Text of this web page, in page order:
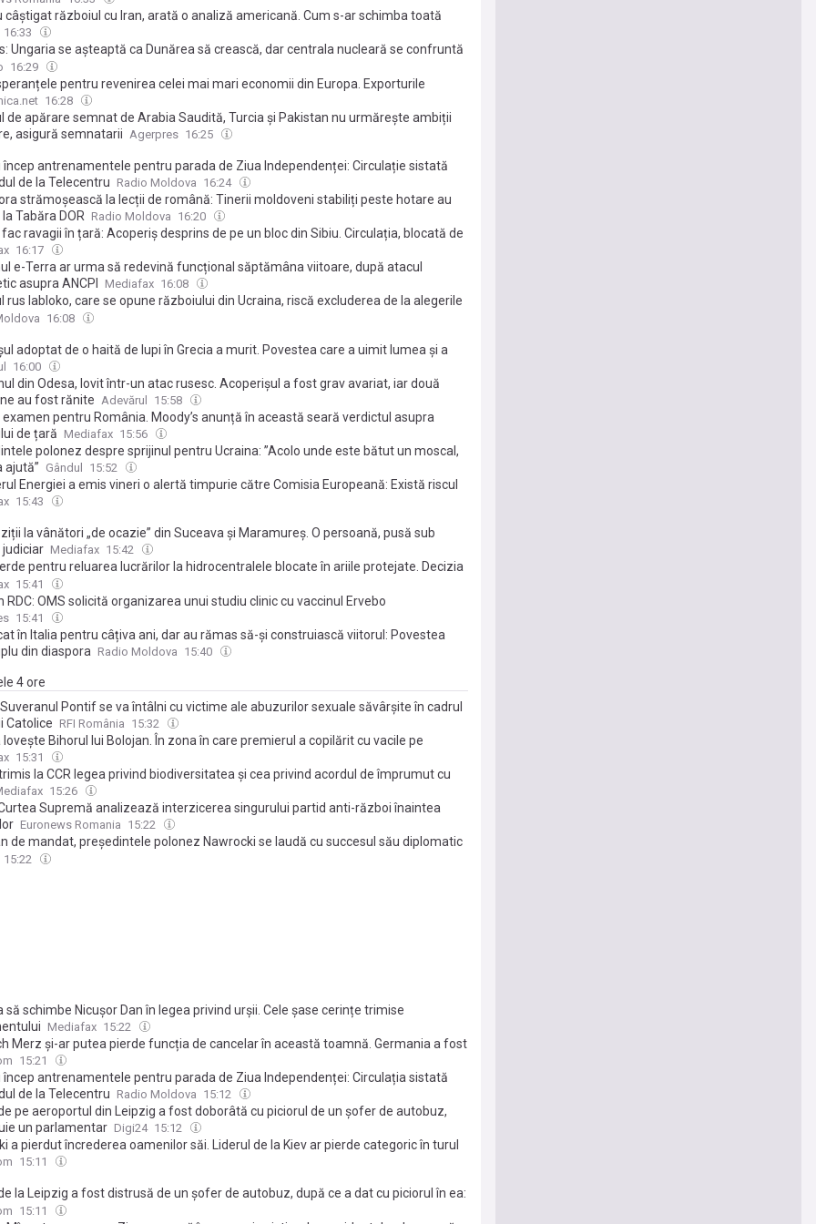
câștigat războiul cu Iran, arată o analiză americană. Cum s-ar schimba toată
de securitate din Orientul Mijlociu
16:33
Ungaria se aşteaptă ca Dunărea să crească, dar centrala nucleară se confruntă
cu restricţii de producţie
16:29
pentru revenirea celei mai mari economii din Europa. Exporturile
și producția industrială au crescut peste așteptări în iunie
16:28
de apărare semnat de Arabia Saudită, Turcia și Pakistan nu urmărește ambiții
asigură semnatarii
Agerpres 16:25
încep antrenamentele pentru parada de Ziua Independenței: Circulație sistată
de la Telecentru Radio Moldova 16:24
strămoșească la lecții de română: Tinerii moldoveni stabiliți peste hotare au
Tabăra DOR Radio Moldova 16:20
ravagii în țară: Acoperiș desprins de pe un bloc din Sibiu. Circulația, blocată de
căzut în Argeș
16:17
e-Terra ar urma să redevină funcțional săptămâna viitoare, după atacul
asupra ANCPI
Mediafax 16:08
rus Iabloko, care se opune războiului din Ucraina, riscă excluderea de la alegerile
de Stat. Cererea, examinată de Curtea Supremă
16:08
adoptat de o haită de lupi în Grecia a murit. Povestea care a uimit lumea și a
controversă uriașă: „Drum lin, micuțule”
16:00
din Odesa, lovit într-un atac rusesc. Acoperișul a fost grav avariat, iar două
au fost rănite Adevărul 15:58
examen pentru România. Moody’s anunță în această seară verdictul asupra
de țară
Mediafax 15:56
polonez despre sprijinul pentru Ucraina: ”Acolo unde este bătut un moscal,
ajută”
Gândul 15:52
Energiei a emis vineri o alertă timpurie către Comisia Europeană: Există riscul
2 de la Cernavodă
15:43
la vânători „de ocazie” din Suceava și Maramureș. O persoană, pusă sub
Mediafax 15:42
pentru reluarea lucrărilor la hidrocentralele blocate în ariile protejate. Decizia
în Monitorul Oficial
15:41
RDC: OMS solicită organizarea unui studiu clinic cu vaccinul Ervebo
15:41
în Italia pentru câțiva ani, dar au rămas să-și construiască viitorul: Povestea
din diaspora
Radio Moldova 15:40
4 ore
Pontif se va întâlni cu victime ale abuzurilor sexuale săvârşite în cadrul
Catolice
RFI România 15:32
Bihorul lui Bolojan. În zona în care premierul a copilărit cu vacile pe
de lângă ape, râurile ating minime istorice
15:31
la CCR legea privind biodiversitatea și cea privind acordul de împrumut cu
15:26
Supremă analizează interzicerea singurului partid anti-război înaintea
Euronews Romania 15:22
de mandat, președintele polonez Nawrocki se laudă cu succesul său diplomatic
Trump: stabilirea unei prezențe americane permanente
15:22
să schimbe Nicușor Dan în legea privind urșii. Cele șase cerințe trimise
Mediafax 15:22
Merz și-ar putea pierde funcția de cancelar în această toamnă. Germania a fost
una dintre cele mai stabile democrații ale continentului
15:21
încep antrenamentele pentru parada de Ziua Independenței: Circulația sistată
de la Telecentru Radio Moldova 15:12
pe aeroportul din Leipzig a fost doborâtă cu piciorul de un şofer de autobuz,
un parlamentar Digi24 15:12
a pierdut încrederea oamenilor săi. Liderul de la Kiev ar pierde categoric în turul
dacă mâine s-ar organiza alegeri în Ucraina
15:11
la Leipzig a fost distrusă de un șofer de autobuz, după ce a dat cu piciorul în ea:
un model de imitat, doar să ne anunțați", spune ministrul de Interne
15:11